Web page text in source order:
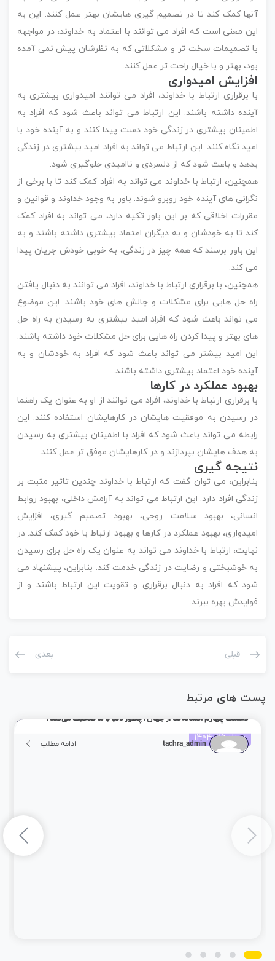
آنها کمک کند تا در تصمیم گیری هایشان بهتر عمل کنند. این به
این معنی است که افراد می توانند با اعتماد به خداوند، در مواجهه
با تصمیمات سخت تر و مشکلاتی که به نظرشان پیش نمی آمده
بود، بهتر و با خیال راحت تر عمل کنند.
افزایش امیدواری
با برقراری ارتباط با خداوند، افراد می توانند امیدواری بیشتری به
آینده داشته باشند. این ارتباط می تواند باعث شود که افراد به
اطمینان بیشتری در زندگی خود دست پیدا کنند و به آینده خود با
امید نگاه کنند. این ارتباط می تواند به افراد امید بیشتری در زندگی
بدهد و باعث شود که از دلسردی و ناامیدی جلوگیری شود.
همچنین، ارتباط با خداوند می تواند به افراد کمک کند تا با برخی از
نگرانی های آینده خود روبرو شوند. باور به وجود خداوند و قوانین و
مقررات اخلاقی که بر این باور تکیه دارد، می تواند به افراد کمک
کند تا به خودشان و به دیگران اعتماد بیشتری داشته باشند و به
این باور برسند که همه چیز در زندگی، به خوبی خودش جریان پیدا
می کند.
همچنین، با برقراری ارتباط با خداوند، افراد می توانند به دنبال یافتن
راه حل هایی برای مشکلات و چالش های خود باشند. این موضوع
می تواند باعث شود که افراد امید بیشتری به رسیدن به راه حل
های بهتر و پیدا کردن راه هایی برای حل مشکلات خود داشته باشند.
این امید بیشتر می تواند باعث شود که افراد به خودشان و به
آینده خود اعتماد بیشتری داشته باشند.
بهبود عملکرد در کارها
با برقراری ارتباط با خداوند، افراد می توانند از او به عنوان یک راهنما
در رسیدن به موفقیت هایشان در کارهایشان استفاده کنند. این
رابطه می تواند باعث شود که افراد با اطمینان بیشتری به رسیدن
به هدف هایشان بپردازند و در کارهایشان موفق تر عمل کنند.
نتیجه گیری
بنابراین، می توان گفت که ارتباط با خداوند چندین تاثیر مثبت بر
زندگی افراد دارد. این ارتباط می تواند به آرامش داخلی، بهبود روابط
انسانی، بهبود سلامت روحی، بهبود تصمیم گیری، افزایش
امیدواری، بهبود عملکرد در کارها و بهبود ارتباط با خود کمک کند. در
نهایت، ارتباط با خداوند می تواند به عنوان یک راه حل برای رسیدن
به خوشبختی و رضایت در زندگی خدمت کند. بنابراین، پیشنهاد می
شود که افراد به دنبال برقراری و تقویت این ارتباط باشند و از
فوایدش بهره ببرند.
قبلی بعدی
پست های مرتبط
مرداد 26, 1404
قسمت چهارم :نشانه‌ها از جهان | چطور دنیا با ما صحبت می‌کند؟
tachra_admin ادامه مطلب